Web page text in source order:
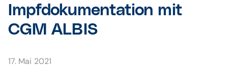
Impfdokumentation mit
CGM ALBIS
17. Mai 2021